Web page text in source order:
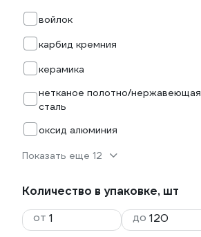
войлок
карбид кремния
керамика
нетканое полотно/нержавеющая
сталь
оксид алюминия
Показать еще 12
Количество в упаковке, шт
от
до